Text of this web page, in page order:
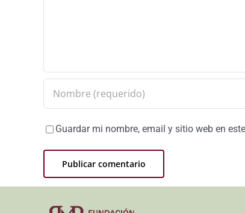
Guardar mi nombre, email y sitio web en